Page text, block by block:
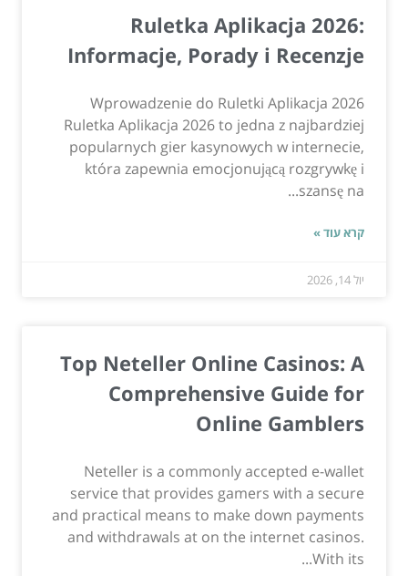
Ruletka Aplikacja 2026:
Informacje, Porady i Recenzje
Wprowadzenie do Ruletki Aplikacja 2026
Ruletka Aplikacja 2026 to jedna z najbardziej
popularnych gier kasynowych w internecie,
która zapewnia emocjonującą rozgrywkę i
szansę na...
קרא עוד »
יול 14, 2026
Top Neteller Online Casinos: A
Comprehensive Guide for
Online Gamblers
Neteller is a commonly accepted e-wallet
service that provides gamers with a secure
and practical means to make down payments
and withdrawals at on the internet casinos.
With its...